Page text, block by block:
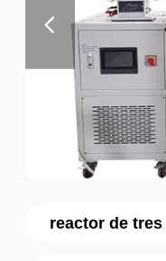
reactor de